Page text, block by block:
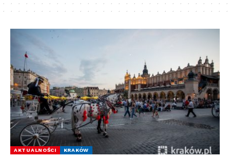
AKTUALNOŚCI KRAKÓW